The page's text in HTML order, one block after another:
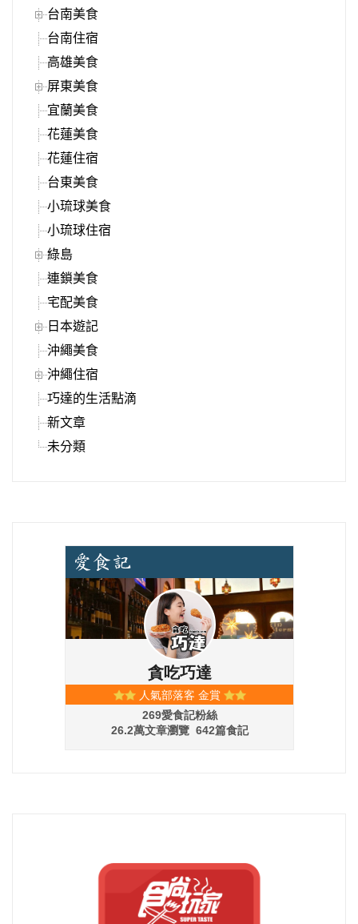
台南美食
台南住宿
高雄美食
屏東美食
宜蘭美食
花蓮美食
花蓮住宿
台東美食
小琉球美食
小琉球住宿
綠島
連鎖美食
宅配美食
日本遊記
沖繩美食
沖繩住宿
巧達的生活點滴
新文章
未分類